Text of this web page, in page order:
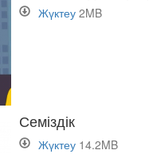
Жүктеу 2MB
Семіздік
Жүктеу 14.2MB